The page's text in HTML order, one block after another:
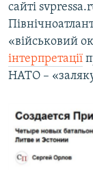
сайті
«військовий
інтерпретації
НАТО –